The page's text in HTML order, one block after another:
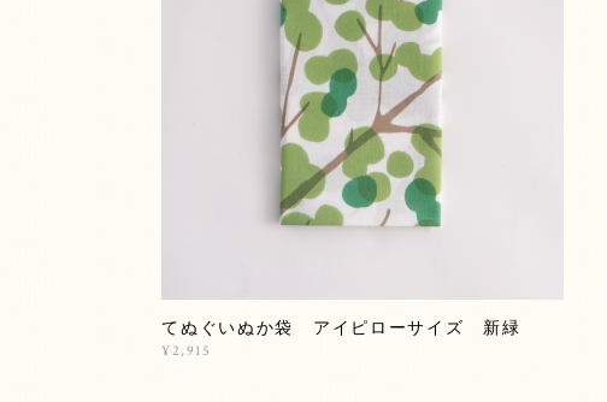
てぬぐいぬか袋 アイピローサイズ 新緑
¥2,915